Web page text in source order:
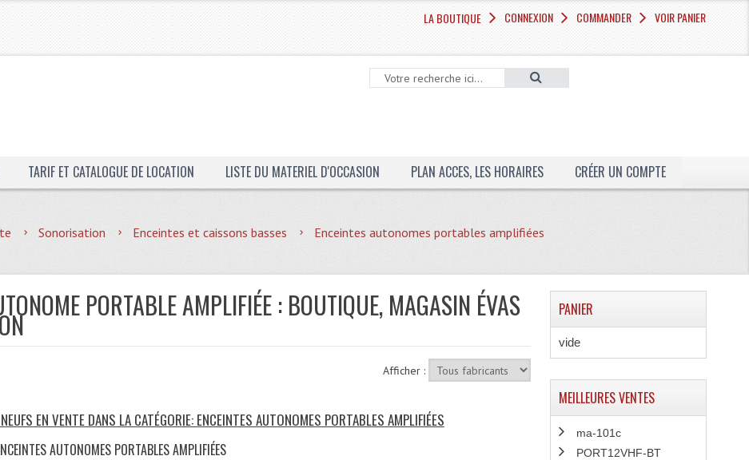
LA BOUTIQUE CONNEXION COMMANDER VOIR PANIER
TARIF ET CATALOGUE DE LOCATION LISTE DU MATERIEL D'OCCASION PLAN ACCES, LES HORAIRES CRÉER UN COMPTE
Sonorisation Enceintes et caissons basses Enceintes autonomes portables amplifiées
PORTABLE AMPLIFIÉE : BOUTIQUE, MAGASIN ÉVAS
Afficher :
EN VENTE DANS LA CATÉGORIE: ENCEINTES AUTONOMES PORTABLES AMPLIFIÉES
AUTONOMES PORTABLES AMPLIFIÉES
PANIER
vide
MEILLEURES VENTES
ma-101c
PORT12VHF-BT